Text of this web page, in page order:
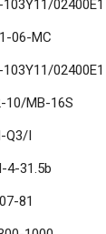
103Y11/02400E1
06-MC
103Y11/02400E1
10/MB-16S
Q3/I
4-31.5b
81